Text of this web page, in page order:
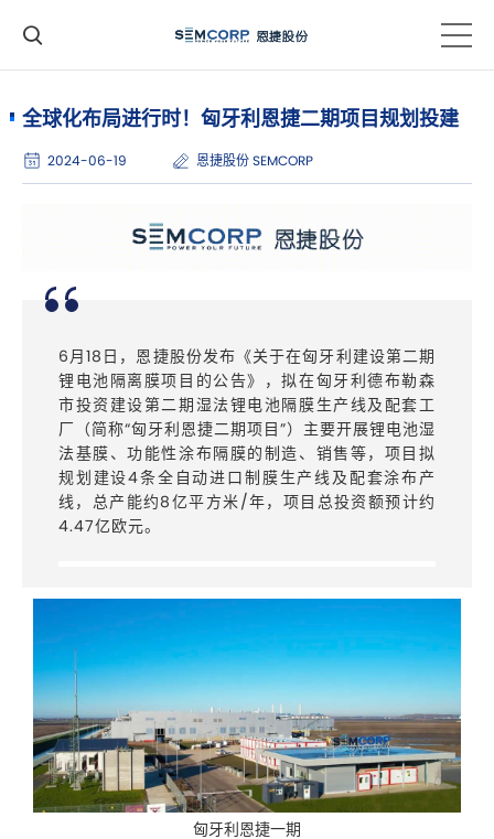
全球化布局进行时！匈牙利恩捷二期项目规划投建
2024-06-19 恩捷股份 SEMCORP
6月18日，恩捷股份发布《关于在匈牙利建设第二期
锂电池隔离膜项目的公告》，拟在匈牙利德布勒森
市投资建设第二期湿法锂电池隔膜生产线及配套工
厂（简称“匈牙利恩捷二期项目”）主要开展锂电池湿
法基膜、功能性涂布隔膜的制造、销售等，项目拟
规划建设4条全自动进口制膜生产线及配套涂布产
线，总产能约8亿平方米/年，项目总投资额预计约
4.47亿欧元。
匈牙利恩捷一期